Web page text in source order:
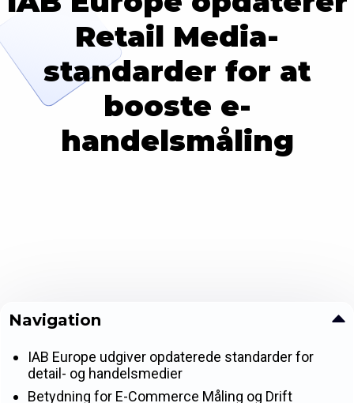
Retail Media-
standarder for at
booste e-
handelsmåling
Navigation
IAB Europe udgiver opdaterede standarder for
detail- og handelsmedier
Betydning for E-Commerce Måling og Drift